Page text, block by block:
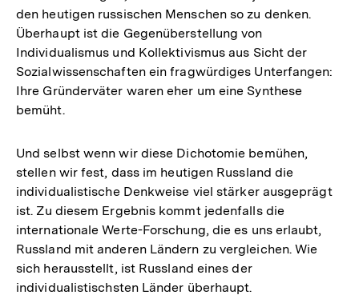
den heutigen russischen Menschen so zu denken.
Überhaupt ist die Gegenüberstellung von
Individualismus und Kollektivismus aus Sicht der
Sozialwissenschaften ein fragwürdiges Unterfangen:
Ihre Gründerväter waren eher um eine Synthese
bemüht.
Und selbst wenn wir diese Dichotomie bemühen,
stellen wir fest, dass im heutigen Russland die
individualistische Denkweise viel stärker ausgeprägt
ist. Zu diesem Ergebnis kommt jedenfalls die
internationale Werte-Forschung, die es uns erlaubt,
Russland mit anderen Ländern zu vergleichen. Wie
sich herausstellt, ist Russland eines der
individualistischsten Länder überhaupt.